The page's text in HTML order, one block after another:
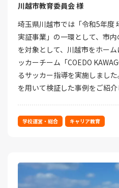
川越市教育委員会 様
埼玉県川越市では「令和5年度
実証事業」の一環として、市
を対象として、川越市をホー
ッカーチーム「COEDO
るサッカー指導を実施しまし
を用いて検証した事例をご紹介
学校運営・総合 キャリア教育